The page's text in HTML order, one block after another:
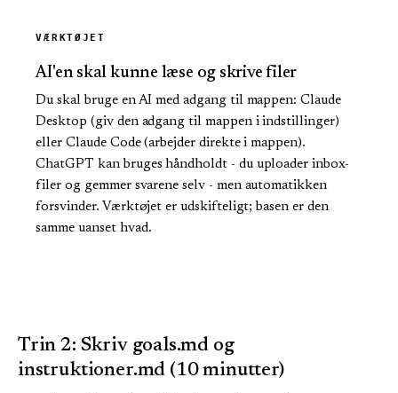
VÆRKTØJET
AI'en skal kunne læse og skrive filer
Du skal bruge en AI med adgang til mappen: Claude
Desktop (giv den adgang til mappen i indstillinger)
eller Claude Code (arbejder direkte i mappen).
ChatGPT kan bruges håndholdt - du uploader inbox-
filer og gemmer svarene selv - men automatikken
forsvinder. Værktøjet er udskifteligt; basen er den
samme uanset hvad.
Trin 2: Skriv goals.md og
instruktioner.md (10 minutter)